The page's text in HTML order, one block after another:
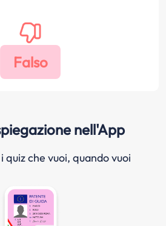
nell'App
che vuoi, quando vuoi